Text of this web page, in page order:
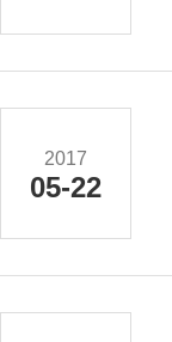
2017
05-22